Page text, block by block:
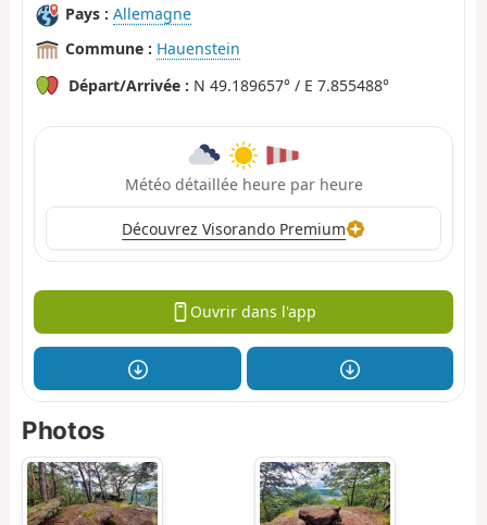
Pays : Allemagne
Commune : Hauenstein
Départ/Arrivée : N 49.189657° / E 7.855488°
Météo détaillée heure par heure
Découvrez Visorando Premium
Ouvrir dans l'app
Photos